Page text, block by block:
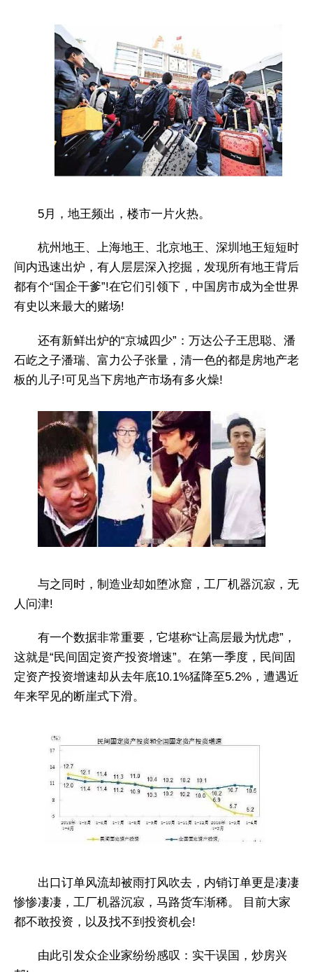
5月，地王频出，楼市一片火热。
杭州地王、上海地王、北京地王、深圳地王短短时
间内迅速出炉，有人层层深入挖掘，发现所有地王背后
都有个“国企干爹”!在它们引领下，中国房市成为全世界
有史以来最大的赌场!
还有新鲜出炉的“京城四少”：万达公子王思聪、潘
石屹之子潘瑞、富力公子张量，清一色的都是房地产老
板的儿子!可见当下房地产市场有多火燥!
与之同时，制造业却如堕冰窟，工厂机器沉寂，无
人问津!
有一个数据非常重要，它堪称“让高层最为忧虑”，
这就是“民间固定资产投资增速”。在第一季度，民间固
定资产投资增速却从去年底10.1%猛降至5.2%，遭遇近
年来罕见的断崖式下滑。
出口订单风流却被雨打风吹去，内销订单更是凄凄
惨惨凄凄，工厂机器沉寂，马路货车渐稀。 目前大家
都不敢投资，以及找不到投资机会!
由此引发众企业家纷纷感叹：实干误国，炒房兴